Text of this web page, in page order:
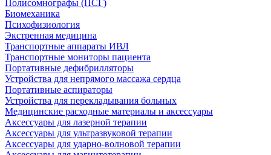
Полисомнографы (ПСГ)
Биомеханика
Психофизиология
Экстренная медицина
Транспортные аппараты ИВЛ
Транспортные мониторы пациента
Портативные дефибрилляторы
Устройства для непрямого массажа сердца
Портативные аспираторы
Устройства для перекладывания больных
Медицинские расходные материалы и аксессуары
Аксессуары для лазерной терапии
Аксессуары для ультразвуковой терапии
Аксессуары для ударно-волновой терапии